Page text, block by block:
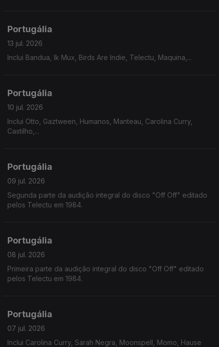
Portugália
13 jul. 2026
Inclui Bandua, Ik Mux, Birds Are Indie, Telectu, Maquina,...
Portugália
10 jul. 2026
Inclui Otto, Gaztween, Humanos, Manteau, Carolina Curry,
Castilho,...
Portugália
09 jul. 2026
Segunda parte da audição integral do disco "Off Off" editado
pelos Telectu em 1984.
Portugália
08 jul. 2026
Primeira parte da audição integral do disco "Off Off" editado
pelos Telectu em 1984.
Portugália
07 jul. 2026
Inclui Carolina Curry, Sarah Negra, Moonspell, Momo, Hause